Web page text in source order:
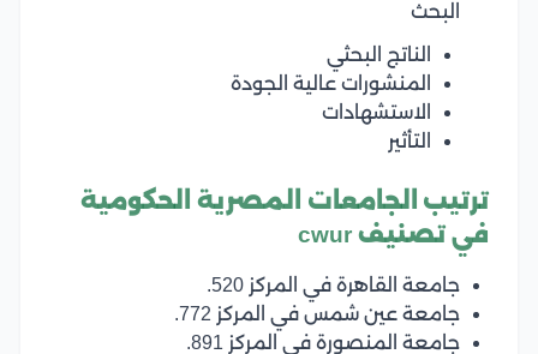
البحث
الناتج البحثي
المنشورات عالية الجودة
الاستشهادات
التأثير
ترتيب الجامعات المصرية الحكومية
في تصنيف cwur
جامعة القاهرة في المركز 520.
جامعة عين شمس في المركز 772.
جامعة المنصورة في المركز 891.